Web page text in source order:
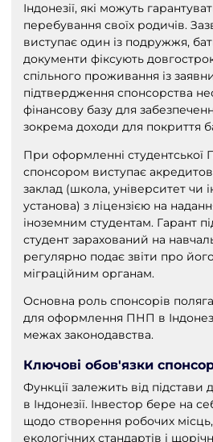
Індонезії, які можуть
перебування своїх родичів.
виступає один із подружжя,
документи фіксують
спільного проживання із
підтвердження спонсорства
фінансову базу для
зокрема доходи для покриття
При оформленні студентської
спонсором виступає
заклад (школа, університет чи
установа) з ліцензією на
іноземним студентам. Гарант
студент зарахований на
регулярно подає звіти про
міграційним органам.
Основна роль спонсорів
для оформлення ПНП в
межах законодавства.
Ключові обов'язки
Функції залежить від
в Індонезії. Інвестор бере на
щодо створення робочих
екологічних стандартів і